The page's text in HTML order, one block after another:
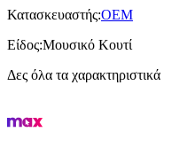
Κατασκευαστής:OEM
Είδος:Μουσικό Κουτί
Δες όλα τα χαρακτηριστικά